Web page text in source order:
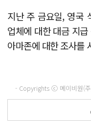
지난 주 금요일, 영국
업체에 대한 대금 지
아마존에 대한 조사를
- Copyrights ⓒ 메이비원(